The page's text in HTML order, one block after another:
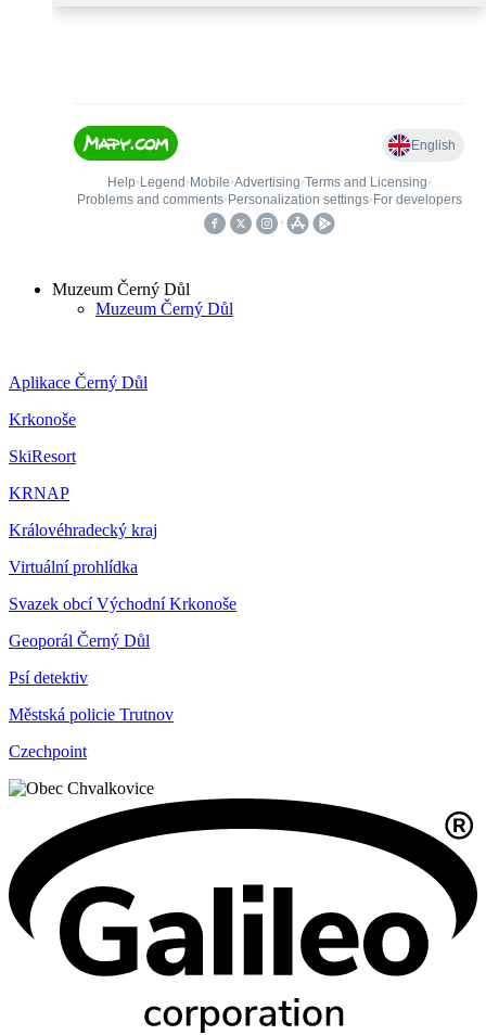
Muzeum Černý Důl
Muzeum Černý Důl
Aplikace Černý Důl
Krkonoše
SkiResort
KRNAP
Královéhradecký kraj
Virtuální prohlídka
Svazek obcí Východní Krkonoše
Geoporál Černý Důl
Psí detektiv
Městská policie Trutnov
Czechpoint